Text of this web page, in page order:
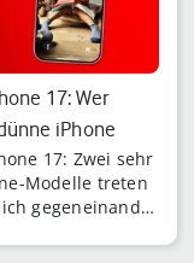
17: Wer
iPhone
17: Zwei sehr
Modelle treten
gegeneinander